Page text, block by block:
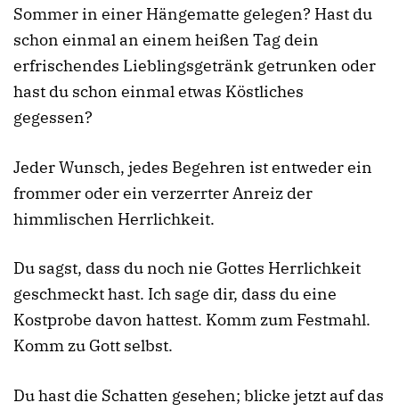
Sommer in einer Hängematte gelegen? Hast du
schon einmal an einem heißen Tag dein
erfrischendes Lieblingsgetränk getrunken oder
hast du schon einmal etwas Köstliches
gegessen?
Jeder Wunsch, jedes Begehren ist entweder ein
frommer oder ein verzerrter Anreiz der
himmlischen Herrlichkeit.
Du sagst, dass du noch nie Gottes Herrlichkeit
geschmeckt hast. Ich sage dir, dass du eine
Kostprobe davon hattest. Komm zum Festmahl.
Komm zu Gott selbst.
Du hast die Schatten gesehen; blicke jetzt auf das